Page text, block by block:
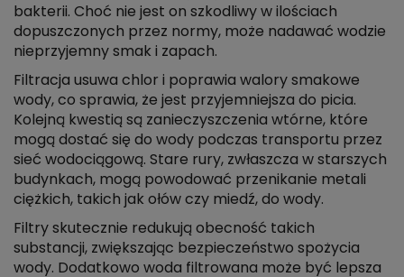
bakterii. Choć nie jest on szkodliwy w ilościach
dopuszczonych przez normy, może nadawać wodzie
nieprzyjemny smak i zapach.
Filtracja usuwa chlor i poprawia walory smakowe
wody, co sprawia, że jest przyjemniejsza do picia.
Kolejną kwestią są zanieczyszczenia wtórne, które
mogą dostać się do wody podczas transportu przez
sieć wodociągową. Stare rury, zwłaszcza w starszych
budynkach, mogą powodować przenikanie metali
ciężkich, takich jak ołów czy miedź, do wody.
Filtry skutecznie redukują obecność takich
substancji, zwiększając bezpieczeństwo spożycia
wody. Dodatkowo woda filtrowana może być lepsza